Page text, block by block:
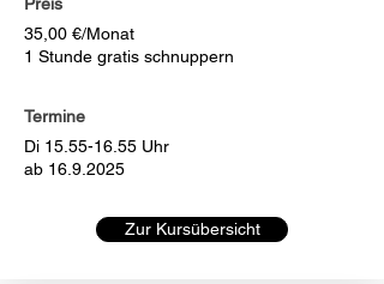
35,00 €/Monat
1 Stunde gratis schnuppern
Termine
Di 15.55-16.55 Uhr
ab 16.9.2025
Zur Kursübersicht